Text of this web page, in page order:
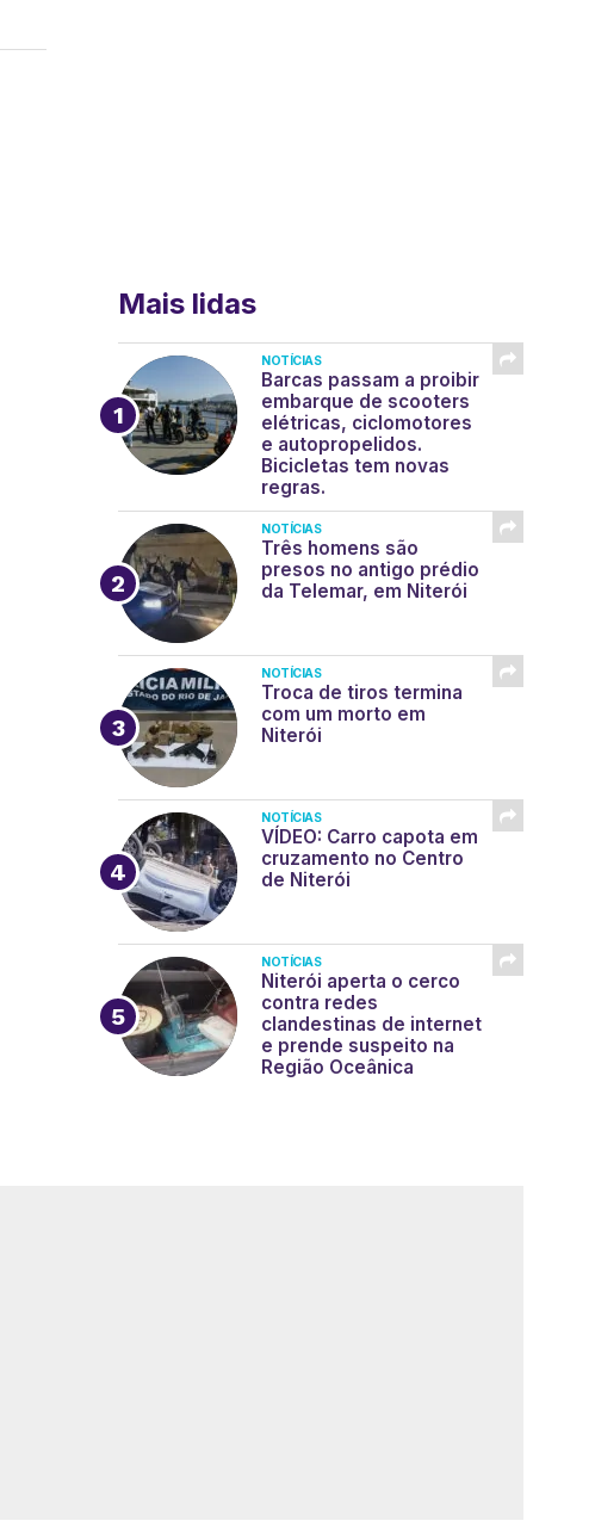
Mais lidas
NOTÍCIAS
Barcas passam a proibir
embarque de scooters
elétricas, ciclomotores
e autopropelidos.
Bicicletas tem novas
regras.
NOTÍCIAS
Três homens são
presos no antigo prédio
da Telemar, em Niterói
NOTÍCIAS
Troca de tiros termina
com um morto em
Niterói
NOTÍCIAS
VÍDEO: Carro capota em
cruzamento no Centro
de Niterói
NOTÍCIAS
Niterói aperta o cerco
contra redes
clandestinas de internet
e prende suspeito na
Região Oceânica